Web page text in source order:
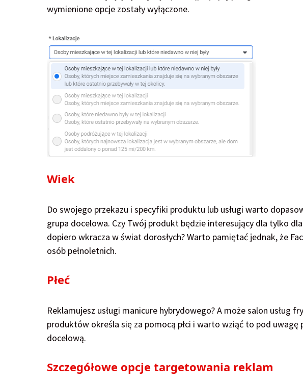
wymienione opcje zostały wyłączone.
Wiek
Do swojego przekazu i specyfiki produktu lub usługi warto
grupa docelowa. Czy Twój produkt będzie interesujący dla tylko
dopiero wkracza w świat dorosłych? Warto pamiętać jednak, że
osób pełnoletnich.
Płeć
Reklamujesz usługi manicure hybrydowego? A może salon usług
produktów określa się za pomocą płci i warto wziąć to pod
docelową.
Szczegółowe opcje targetowania reklam